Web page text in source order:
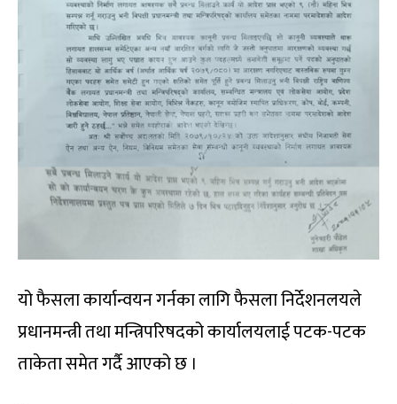
यो फैसला कार्यान्वयन गर्नका लागि फैसला निर्देशनलयले
प्रधानमन्त्री तथा मन्त्रिपरिषदको कार्यालयलाई पटक-पटक
ताकेता समेत गर्दै आएको छ ।